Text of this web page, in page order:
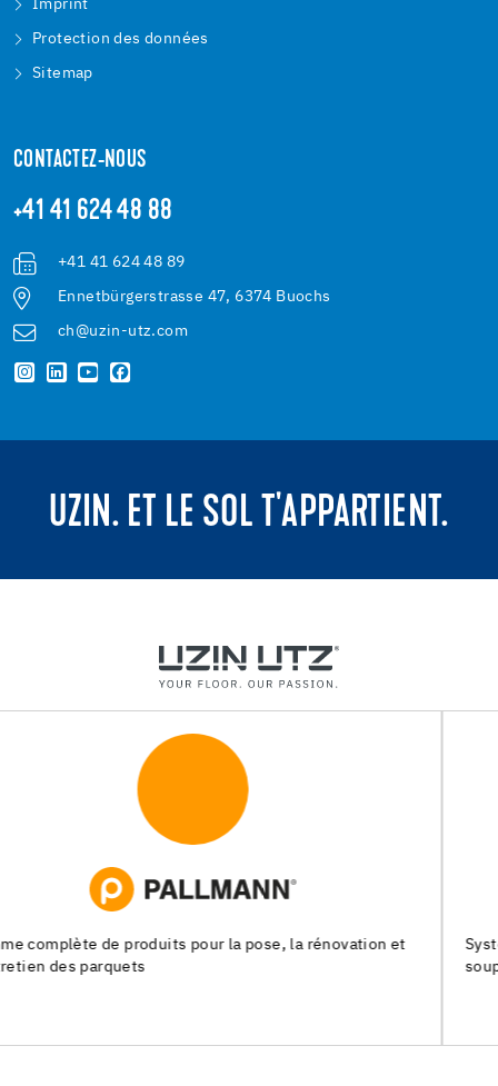
Imprint
Protection des données
Sitemap
CONTACTEZ-NOUS
+41 41 624 48 88
+41 41 624 48 89
Ennetbürgerstrasse 47, 6374 Buochs
ch@uzin-utz.com
UZIN. ET LE SOL T'APPARTIENT.
Systèmes de pose pour les chapes, les revêtements de sols
souples et les parquets